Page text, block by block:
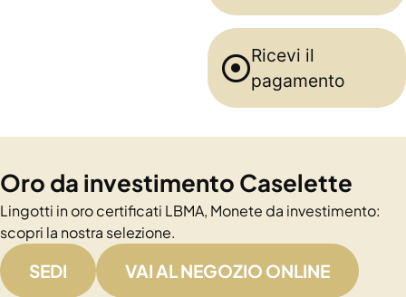
Ricevi il
pagamento
Oro da investimento Caselette
Lingotti in oro certificati LBMA, Monete da investimento:
scopri la nostra selezione.
SEDI VAI AL NEGOZIO ONLINE